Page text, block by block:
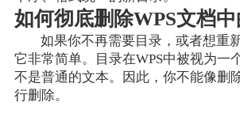
如何彻底删除WPS文档中
如果你不再需要目录，或者想重
它非常简单。目录在WPS中被视为一
不是普通的文本。因此，你不能像删
行删除。